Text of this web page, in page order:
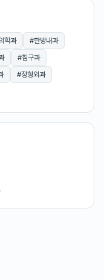
학과 #한방내과
#침구과
#정형외과